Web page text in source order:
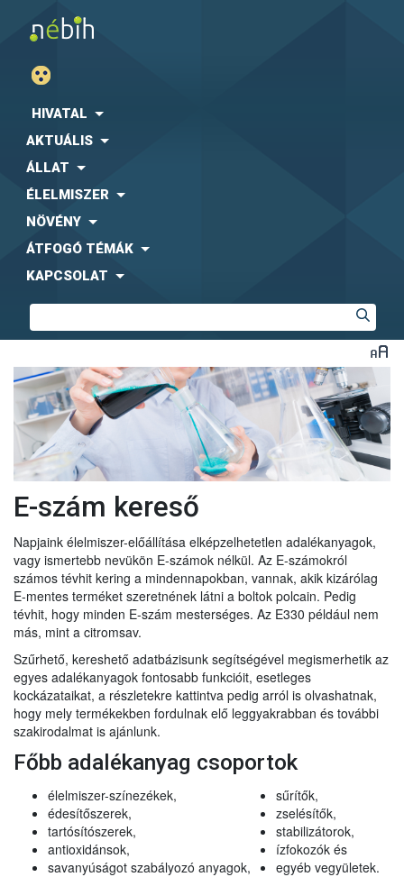
HIVATAL
AKTUÁLIS
ÁLLAT
ÉLELMISZER
NÖVÉNY
ÁTFOGÓ TÉMÁK
KAPCSOLAT
E-szám kereső
Napjaink élelmiszer-előállítása elképzelhetetlen adalékanyagok,
vagy ismertebb nevükön E-számok nélkül. Az E-számokról
számos tévhit kering a mindennapokban, vannak, akik kizárólag
E-mentes terméket szeretnének látni a boltok polcain. Pedig
tévhit, hogy minden E-szám mesterséges. Az E330 például nem
más, mint a citromsav.
Szűrhető, kereshető adatbázisunk segítségével megismerhetik az
egyes adalékanyagok fontosabb funkcióit, esetleges
kockázataikat, a részletekre kattintva pedig arról is olvashatnak,
hogy mely termékekben fordulnak elő leggyakrabban és további
szakirodalmat is ajánlunk.
Főbb adalékanyag csoportok
élelmiszer-színezékek,
édesítőszerek,
tartósítószerek,
antioxidánsok,
savanyúságot szabályozó anyagok,
sűrítők,
zselésítők,
stabilizátorok,
ízfokozók és
egyéb vegyületek.